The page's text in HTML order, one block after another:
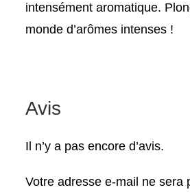
intensément aromatique.
monde d’arômes intenses !
Avis
Il n’y a pas encore d’avis.
Votre adresse e-mail ne sera